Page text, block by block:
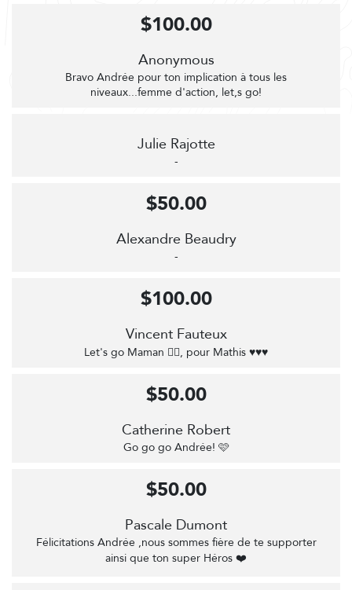
Anonymous
Bravo Andrée pour ton implication à tous les
niveaux...femme d'action, let,s go!
$100.00
Julie Rajotte
-
Alexandre Beaudry
-
$50.00
Vincent Fauteux
Let's go Maman 🚴‍♀️, pour Mathis ♥️♥️♥️
$100.00
Catherine Robert
Go go go Andrée! 🩷
$50.00
Pascale Dumont
Félicitations Andrée ,nous sommes fière de te supporter
ainsi que ton super Héros ❤️
$50.00